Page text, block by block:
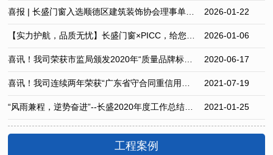
2026-01-22
2026-01-06
2020-06-17
2021-07-19
2021-01-25
工程案例